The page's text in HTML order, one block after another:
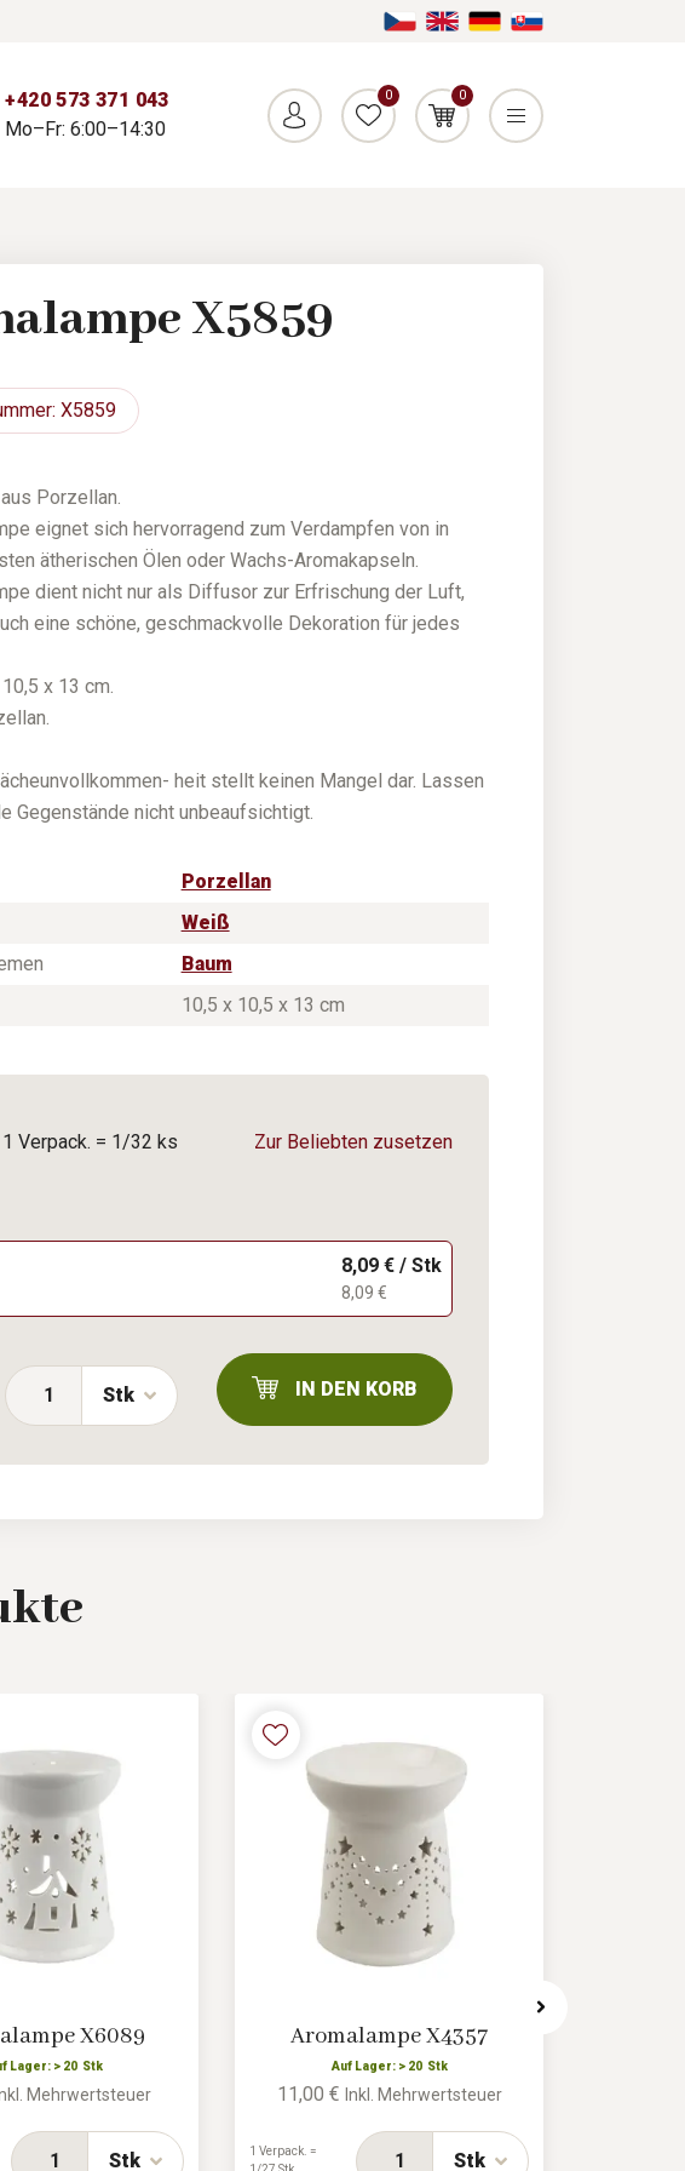
+420 573 371 043
Mo–Fr: 6:00–14:30
0 0
X5859
X5859
Porzellan.
eignet sich hervorragend zum Verdampfen von in
ätherischen Ölen oder Wachs-Aromakapseln.
dient nicht nur als Diffusor zur Erfrischung der Luft,
eine schöne, geschmackvolle Dekoration für jedes
x 13 cm.
heit stellt keinen Mangel dar. Lassen
Gegenstände nicht unbeaufsichtigt.
Porzellan
Weiß
Baum
10,5 x 10,5 x 13 cm
1 Verpack. = 1/32 ks Zur Beliebten zusetzen
8,09 € / Stk
8,09 €
Stk IN DEN KORB
X6089
Lager: > 20 Stk
Mehrwertsteuer
Stk
Aromalampe X4357
Auf Lager: > 20 Stk
11,00 € Inkl. Mehrwertsteuer
Stk
1 Verpack. =